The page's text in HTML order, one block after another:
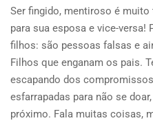
Ser fingido, mentiroso é
para sua esposa e vice-versa!
filhos: são pessoas falsas e
Filhos que enganam os pais.
escapando dos
esfarrapadas para não se
próximo. Fala muitas coisas,